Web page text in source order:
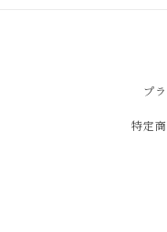
なるし 小さい割
りかわいい♡ 保
嬉しいレ
す。 理
プ
特定